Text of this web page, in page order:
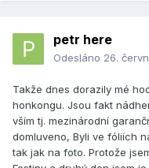
petr here
Odesláno 26.
Takže dnes dorazily mé
honkongu. Jsou fakt
vším tj. mezinárodní
domluveno, Byli ve fóliích
tak jak na foto. Protože